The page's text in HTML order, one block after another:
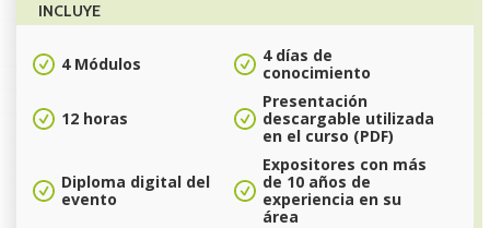
INCLUYE
4 Módulos
4 días de
conocimiento
12 horas
Presentación
descargable utilizada
en el curso (PDF)
Diploma digital del
evento
Expositores con más
de 10 años de
experiencia en su
área